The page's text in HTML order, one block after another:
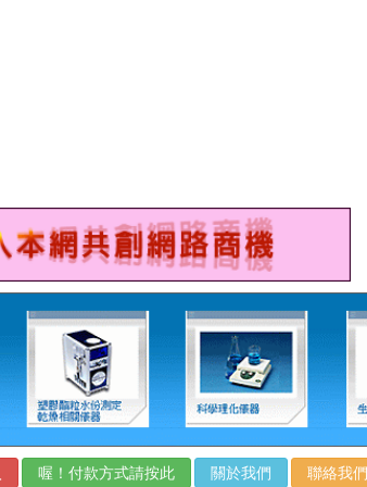
喔！付款方式請按此 關於我們 聯絡我們